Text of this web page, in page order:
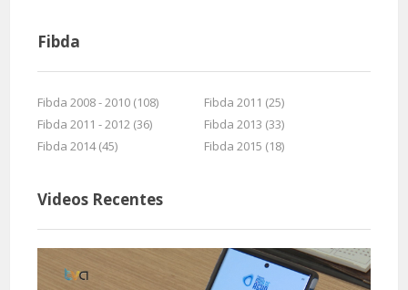
Fibda
Fibda 2008 - 2010 (108)
Fibda 2011 (25)
Fibda 2011 - 2012 (36)
Fibda 2013 (33)
Fibda 2014 (45)
Fibda 2015 (18)
Videos Recentes